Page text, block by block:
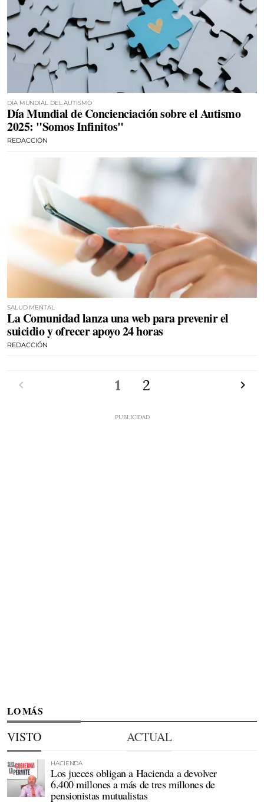
DÍA MUNDIAL DEL AUTISMO
Día Mundial de Concienciación sobre el Autismo
2025: "Somos Infinitos"
REDACCIÓN
SALUD MENTAL
La Comunidad lanza una web para prevenir el
suicidio y ofrecer apoyo 24 horas
REDACCIÓN
1 2
LO MÁS
VISTO ACTUAL
HACIENDA
Los jueces obligan a Hacienda a devolver
6.400 millones a más de tres millones de
pensionistas mutualistas